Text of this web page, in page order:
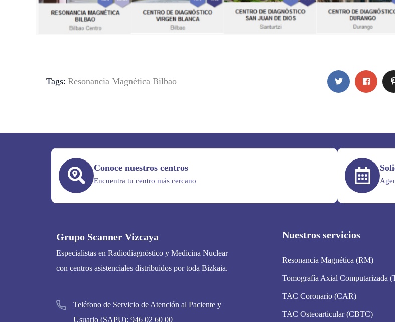
Tags: Resonancia Magnética Bilbao
Conoce nuestros centros
Encuentra tu centro más cercano
Grupo Scanner Vizcaya
Especialistas en Radiodiagnóstico y Medicina Nuclear
con centros asistenciales distribuidos por toda Bizkaia.
Teléfono de Servicio de Atención al Paciente y
Usuario (SAPU): 946 02 60 00
Nuestros servicios
Resonancia Magnética (RM)
Tomografía Axial Computarizada
TAC Coronario (CAR)
TAC Osteoarticular (CBTC)